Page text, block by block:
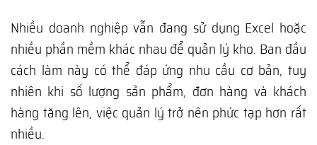
Nhiều doanh nghiệp vẫn đang sử dụng Excel hoặc
nhiều phần mềm khác nhau để quản lý kho. Ban đầu
cách làm này có thể đáp ứng nhu cầu cơ bản, tuy
nhiên khi số lượng sản phẩm, đơn hàng và khách
hàng tăng lên, việc quản lý trở nên phức tạp hơn rất
nhiều.